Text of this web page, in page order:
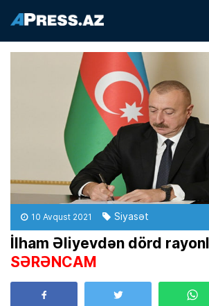
10 Avqust 2021 Siyasət
İlham Əliyevdən dörd
SƏRƏNCAM